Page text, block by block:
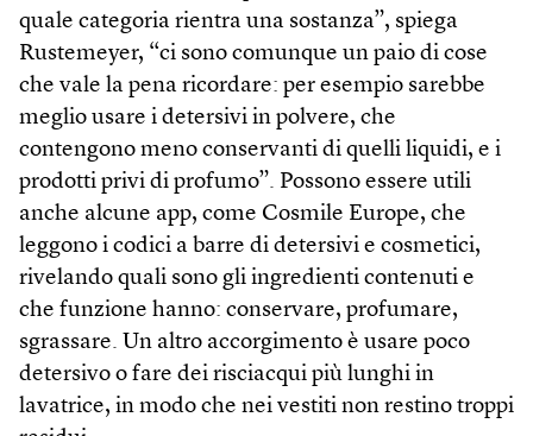
quale categoria rientra una sostanza”, spiega
Rustemeyer, “ci sono comunque un paio di cose
che vale la pena ricordare: per esempio sarebbe
meglio usare i detersivi in polvere, che
contengono meno conservanti di quelli liquidi, e i
prodotti privi di profumo”. Possono essere utili
anche alcune app, come Cosmile Europe, che
leggono i codici a barre di detersivi e cosmetici,
rivelando quali sono gli ingredienti contenuti e
che funzione hanno: conservare, profumare,
sgrassare. Un altro accorgimento è usare poco
detersivo o fare dei risciacqui più lunghi in
lavatrice, in modo che nei vestiti non restino troppi